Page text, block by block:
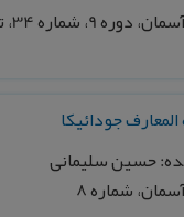
شماره 34، تابستان 1386
المعارف جودائيكا
حسین سليمانی
شماره ۸